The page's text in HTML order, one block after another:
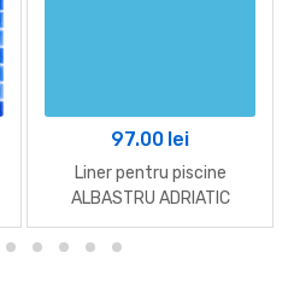
97.00 lei
Liner pentru piscine
ALBASTRU ADRIATIC